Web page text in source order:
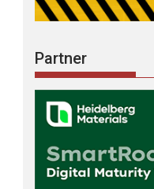
Partner